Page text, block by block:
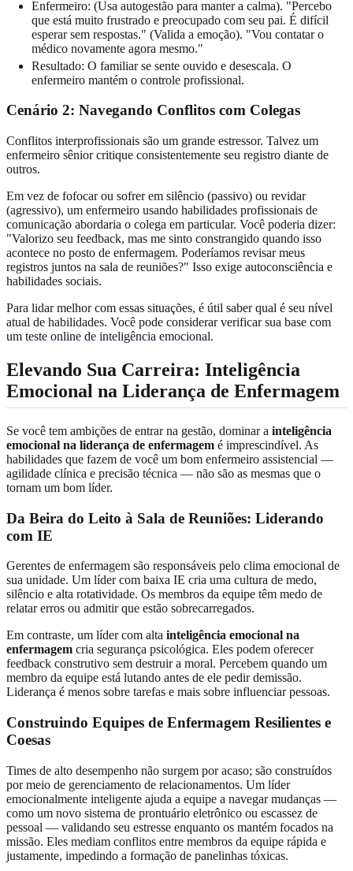
Enfermeiro: (Usa autogestão para manter a calma). "Percebo
que está muito frustrado e preocupado com seu pai. É difícil
esperar sem respostas." (Valida a emoção). "Vou contatar o
médico novamente agora mesmo."
Resultado: O familiar se sente ouvido e desescala. O
enfermeiro mantém o controle profissional.
Cenário 2: Navegando Conflitos com Colegas
Conflitos interprofissionais são um grande estressor. Talvez um
enfermeiro sênior critique consistentemente seu registro diante de
outros.
Em vez de fofocar ou sofrer em silêncio (passivo) ou revidar
(agressivo), um enfermeiro usando habilidades profissionais de
comunicação abordaria o colega em particular. Você poderia dizer:
"Valorizo seu feedback, mas me sinto constrangido quando isso
acontece no posto de enfermagem. Poderíamos revisar meus
registros juntos na sala de reuniões?" Isso exige autoconsciência e
habilidades sociais.
Para lidar melhor com essas situações, é útil saber qual é seu nível
atual de habilidades. Você pode considerar verificar sua base com
um teste online de inteligência emocional.
Elevando Sua Carreira: Inteligência
Emocional na Liderança de Enfermagem
Se você tem ambições de entrar na gestão, dominar a inteligência
emocional na liderança de enfermagem é imprescindível. As
habilidades que fazem de você um bom enfermeiro assistencial —
agilidade clínica e precisão técnica — não são as mesmas que o
tornam um bom líder.
Da Beira do Leito à Sala de Reuniões: Liderando
com IE
Gerentes de enfermagem são responsáveis pelo clima emocional de
sua unidade. Um líder com baixa IE cria uma cultura de medo,
silêncio e alta rotatividade. Os membros da equipe têm medo de
relatar erros ou admitir que estão sobrecarregados.
Em contraste, um líder com alta inteligência emocional na
enfermagem cria segurança psicológica. Eles podem oferecer
feedback construtivo sem destruir a moral. Percebem quando um
membro da equipe está lutando antes de ele pedir demissão.
Liderança é menos sobre tarefas e mais sobre influenciar pessoas.
Construindo Equipes de Enfermagem Resilientes e
Coesas
Times de alto desempenho não surgem por acaso; são construídos
por meio de gerenciamento de relacionamentos. Um líder
emocionalmente inteligente ajuda a equipe a navegar mudanças —
como um novo sistema de prontuário eletrônico ou escassez de
pessoal — validando seu estresse enquanto os mantém focados na
missão. Eles mediam conflitos entre membros da equipe rápida e
justamente, impedindo a formação de panelinhas tóxicas.